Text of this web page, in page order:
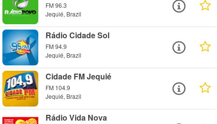
FM 96.3
Jequié, Brazil
Rádio Cidade Sol
FM 94.9
Jequié, Brazil
Cidade FM Jequié
FM 104.9
Jequié, Brazil
Rádio Vida Nova